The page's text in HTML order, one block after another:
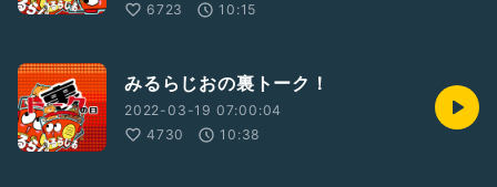
6723
10:15
みるらじおの裏トーク！
2022-03-19 07:00:04
4730
10:38